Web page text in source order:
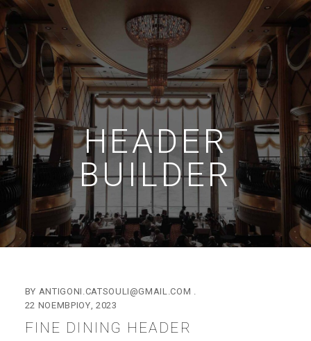
HEADER
BUILDER
BY ANTIGONI.CATSOULI@GMAIL.COM
22 ΝΟΕΜΒΡΊΟΥ, 2023
FINE DINING HEADER